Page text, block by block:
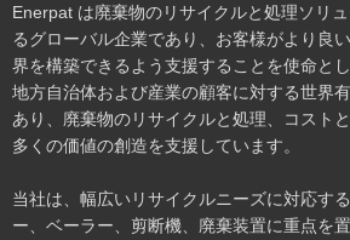
Enerpat は廃棄物のリサイクルと処理ソリ
るグローバル企業であり、お客様がより良
界を構築できるよう支援することを使命と
地方自治体および産業の顧客に対する世界
あり、廃棄物のリサイクルと処理、コスト
多くの価値の創造を支援しています。
当社は、幅広いリサイクルニーズに対応す
ー、ベーラー、剪断機、廃棄装置に重点を置